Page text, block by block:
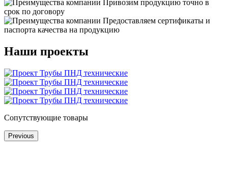
Привозим продукцию точно в
срок по договору
Предоставляем сертификаты и
паспорта качества на продукцию
Наши проекты
Сопутствующие товары
Previous